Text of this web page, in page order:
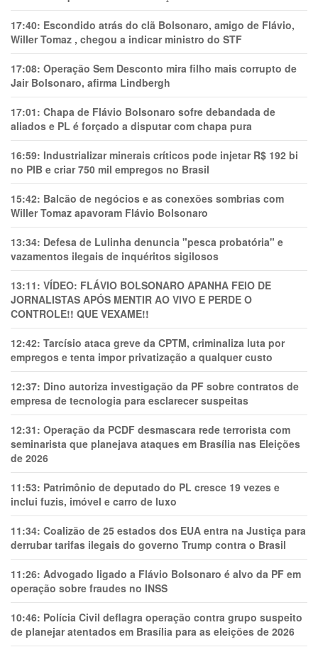
17:40: Escondido atrás do clã Bolsonaro, amigo de Flávio,
Willer Tomaz , chegou a indicar ministro do STF
17:08: Operação Sem Desconto mira filho mais corrupto de
Jair Bolsonaro, afirma Lindbergh
17:01: Chapa de Flávio Bolsonaro sofre debandada de
aliados e PL é forçado a disputar com chapa pura
16:59: Industrializar minerais críticos pode injetar R$ 192 bi
no PIB e criar 750 mil empregos no Brasil
15:42: Balcão de negócios e as conexões sombrias com
Willer Tomaz apavoram Flávio Bolsonaro
13:34: Defesa de Lulinha denuncia "pesca probatória" e
vazamentos ilegais de inquéritos sigilosos
13:11: VÍDEO: FLÁVIO BOLSONARO APANHA FEIO DE
JORNALISTAS APÓS MENTIR AO VIVO E PERDE O
CONTROLE!! QUE VEXAME!!
12:42: Tarcísio ataca greve da CPTM, criminaliza luta por
empregos e tenta impor privatização a qualquer custo
12:37: Dino autoriza investigação da PF sobre contratos de
empresa de tecnologia para esclarecer suspeitas
12:31: Operação da PCDF desmascara rede terrorista com
seminarista que planejava ataques em Brasília nas Eleições
de 2026
11:53: Patrimônio de deputado do PL cresce 19 vezes e
inclui fuzis, imóvel e carro de luxo
11:34: Coalizão de 25 estados dos EUA entra na Justiça para
derrubar tarifas ilegais do governo Trump contra o Brasil
11:26: Advogado ligado a Flávio Bolsonaro é alvo da PF em
operação sobre fraudes no INSS
10:46: Polícia Civil deflagra operação contra grupo suspeito
de planejar atentados em Brasília para as eleições de 2026